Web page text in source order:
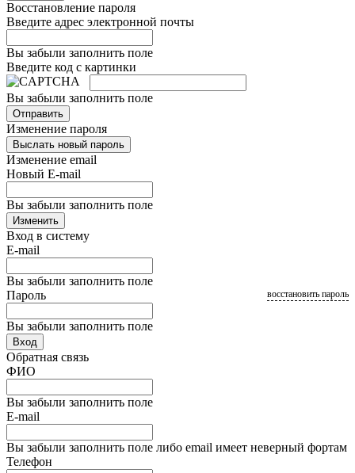
Восстановление пароля
Введите адрес электронной почты
Вы забыли заполнить поле
Введите код с картинки
Вы забыли заполнить поле
Отправить
Изменение пароля
Выслать новый пароль
Изменение email
Новый E-mail
Вы забыли заполнить поле
Изменить
Вход в систему
E-mail
Вы забыли заполнить поле
Пароль
Вы забыли заполнить поле
восстановить пароль
Вход
Обратная связь
ФИО
Вы забыли заполнить поле
E-mail
Вы забыли заполнить поле либо email имеет неверный фортам
Телефон